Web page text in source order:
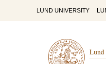
LUND UNIVERSITY
Lund